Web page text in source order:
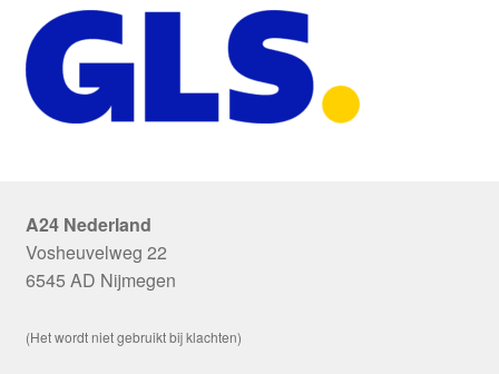
A24 Nederland
Vosheuvelweg 22
6545 AD Nijmegen
(Het wordt niet gebruikt bij klachten)